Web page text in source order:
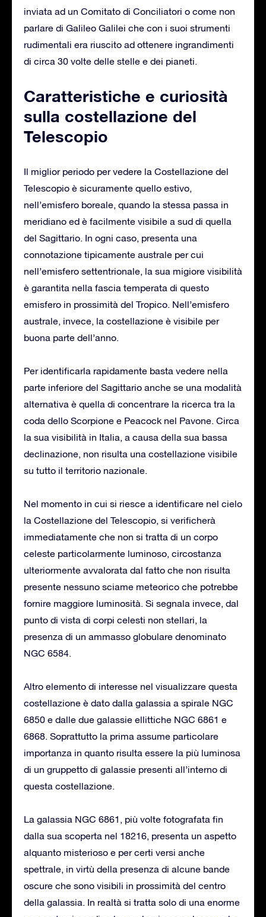
inviata ad un Comitato di Conciliatori o come non
parlare di Galileo Galilei che con i suoi strumenti
rudimentali era riuscito ad ottenere ingrandimenti
di circa 30 volte delle stelle e dei pianeti.
Caratteristiche e curiosità
sulla costellazione del
Telescopio
Il miglior periodo per vedere la Costellazione del
Telescopio è sicuramente quello estivo,
nell’emisfero boreale, quando la stessa passa in
meridiano ed è facilmente visibile a sud di quella
del Sagittario. In ogni caso, presenta una
connotazione tipicamente australe per cui
nell’emisfero settentrionale, la sua migiore visibilità
è garantita nella fascia temperata di questo
emisfero in prossimità del Tropico. Nell’emisfero
australe, invece, la costellazione è visibile per
buona parte dell’anno.
Per identificarla rapidamente basta vedere nella
parte inferiore del Sagittario anche se una modalità
alternativa è quella di concentrare la ricerca tra la
coda dello Scorpione e Peacock nel Pavone. Circa
la sua visibilità in Italia, a causa della sua bassa
declinazione, non risulta una costellazione visibile
su tutto il territorio nazionale.
Nel momento in cui si riesce a identificare nel cielo
la Costellazione del Telescopio, si verificherà
immediatamente che non si tratta di un corpo
celeste particolarmente luminoso, circostanza
ulteriormente avvalorata dal fatto che non risulta
presente nessuno sciame meteorico che potrebbe
fornire maggiore luminosità. Si segnala invece, dal
punto di vista di corpi celesti non stellari, la
presenza di un ammasso globulare denominato
NGC 6584.
Altro elemento di interesse nel visualizzare questa
costellazione è dato dalla galassia a spirale NGC
6850 e dalle due galassie ellittiche NGC 6861 e
6868. Soprattutto la prima assume particolare
importanza in quanto risulta essere la più luminosa
di un gruppetto di galassie presenti all’interno di
questa costellazione.
La galassia NGC 6861, più volte fotografata fin
dalla sua scoperta nel 18216, presenta un aspetto
alquanto misterioso e per certi versi anche
spettrale, in virtù della presenza di alcune bande
oscure che sono visibili in prossimità del centro
della galassia. In realtà si tratta solo di una enorme